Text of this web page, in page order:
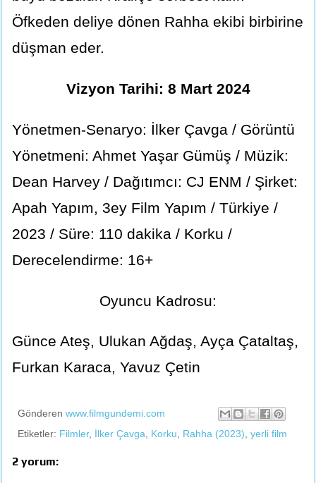
Öfkeden deliye dönen Rahha ekibi birbirine
düşman eder.
Vizyon Tarihi: 8 Mart 2024
Yönetmen-Senaryo: İlker Çavga / Görüntü
Yönetmeni: Ahmet Yaşar Gümüş / Müzik:
Dean Harvey / Dağıtımcı: CJ ENM / Şirket:
Apah Yapım, 3ey Film Yapım / Türkiye /
2023 / Süre: 110 dakika / Korku /
Derecelendirme: 16+
Oyuncu Kadrosu:
Günce Ateş, Ulukan Ağdaş, Ayça Çataltaş,
Furkan Karaca, Yavuz Çetin
Gönderen www.filmgundemi.com
Etiketler: Filmler, İlker Çavga, Korku, Rahha (2023), yerli film
2 yorum: